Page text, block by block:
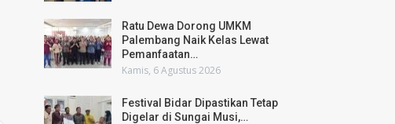
Ratu Dewa Dorong UMKM
Palembang Naik Kelas Lewat
Pemanfaatan…
Kamis, 6 Agustus 2026
Festival Bidar Dipastikan Tetap
Digelar di Sungai Musi,…